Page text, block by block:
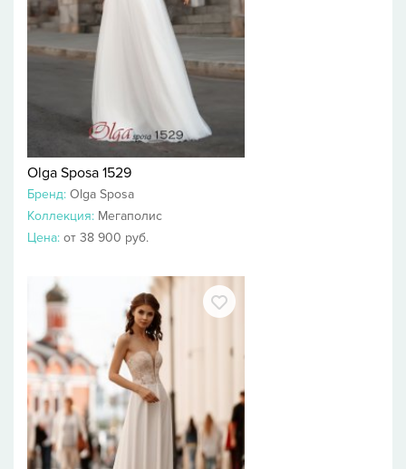
Olga Sposa 1529
Бренд: Olga Sposa
Коллекция: Мегаполис
Цена: от 38 900 руб.